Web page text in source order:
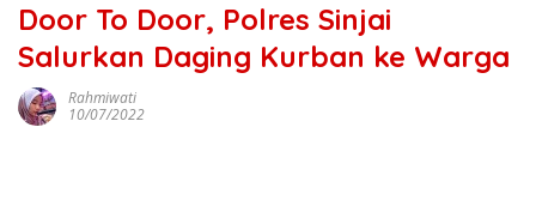
Door To Door, Polres Sinjai
Salurkan Daging Kurban ke Warga
Rahmiwati
10/07/2022